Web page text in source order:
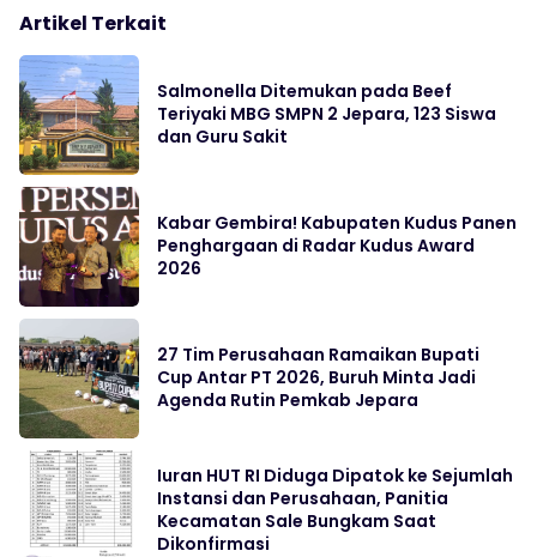
Artikel Terkait
Salmonella Ditemukan pada Beef
Teriyaki MBG SMPN 2 Jepara, 123 Siswa
dan Guru Sakit
Kabar Gembira! Kabupaten Kudus Panen
Penghargaan di Radar Kudus Award
2026
27 Tim Perusahaan Ramaikan Bupati
Cup Antar PT 2026, Buruh Minta Jadi
Agenda Rutin Pemkab Jepara
Iuran HUT RI Diduga Dipatok ke Sejumlah
Instansi dan Perusahaan, Panitia
Kecamatan Sale Bungkam Saat
Dikonfirmasi